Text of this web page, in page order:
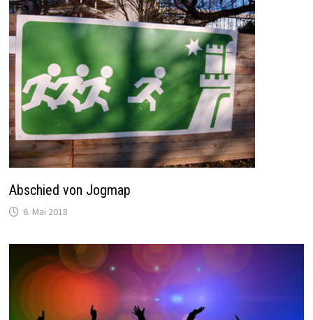
Abschied von Jogmap
6. Mai 2018